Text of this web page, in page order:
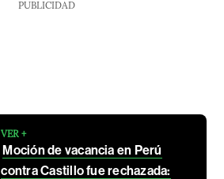
PUBLICIDAD
VER +
Moción de vacancia en Perú
contra Castillo fue rechazada: